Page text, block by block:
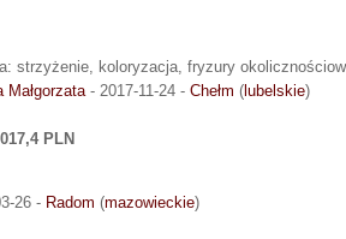
strzyżenie, koloryzacja, fryzury
Małgorzata - 2017-11-24 - Chełm (lubelskie)
PLN
26 - Radom (mazowieckie)